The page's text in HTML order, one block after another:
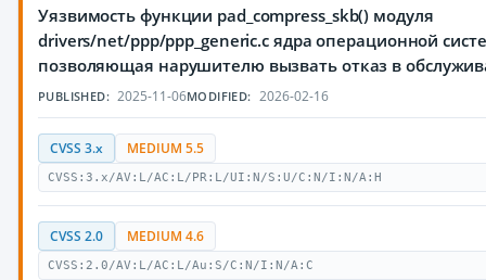
Уязвимость функции pad_compress_skb() модуля
drivers/net/ppp/ppp_generic.c ядра операционной
позволяющая нарушителю вызвать отказ в
PUBLISHED: 2025-11-06MODIFIED: 2026-02-16
CVSS 3.x MEDIUM 5.5
CVSS:3.x/AV:L/AC:L/PR:L/UI:N/S:U/C:N/I:N/A:H
CVSS 2.0 MEDIUM 4.6
CVSS:2.0/AV:L/AC:L/Au:S/C:N/I:N/A:C